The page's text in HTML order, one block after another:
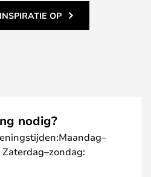
OP
nodig?